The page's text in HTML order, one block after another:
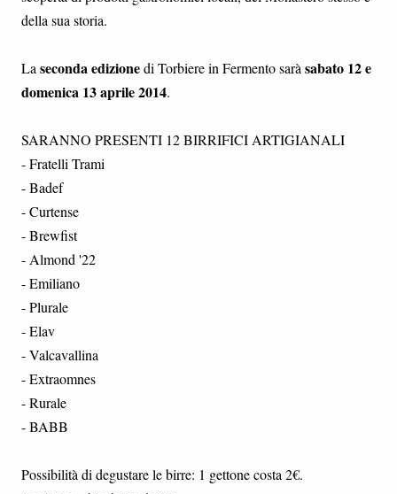
della sua storia.
La seconda edizionedi Torbiere in Fermento sarà sabato 12 e
domenica 13 aprile 2014.
SARANNO PRESENTI 12 BIRRIFICI ARTIGIANALI
- Fratelli Trami
- Badef
- Curtense
- Brewfist
- Almond '22
- Emiliano
- Plurale
- Elav
- Valcavallina
- Extraomnes
- Rurale
- BABB
Possibilità di degustare le birre: 1 gettone costa 2€.